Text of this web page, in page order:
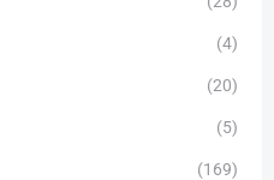
(4)
(20)
(5)
(169)